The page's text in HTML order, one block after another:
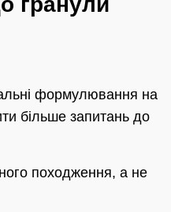
формулювання на
більше запитань до
походження, а не